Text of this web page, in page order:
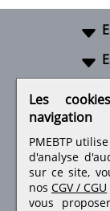
Les
navigation
PMEBTP
d'analyse
sur ce site,
nos CGV / CGU
vous